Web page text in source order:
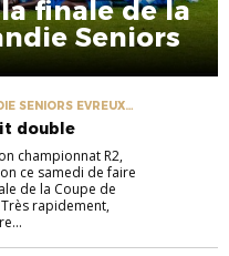
finale de la
Seniors
SENIORS EVREUX
double
championnat R2,
ce samedi de faire
de la Coupe de
rapidement,